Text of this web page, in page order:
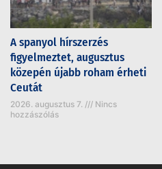
A spanyol hírszerzés
figyelmeztet, augusztus
közepén újabb roham érheti
Ceutát
2026. augusztus 7.
Nincs
hozzászólás